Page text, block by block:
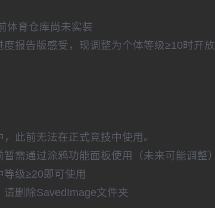
体育仓库尚未实装
报告版感受，现调整为个体等级≥10时开放
此前无法在正式竞技中使用。
需通过涂鸦功能面板使用（未来可能调整）
级≥20即可使用
删除SavedImage文件夹